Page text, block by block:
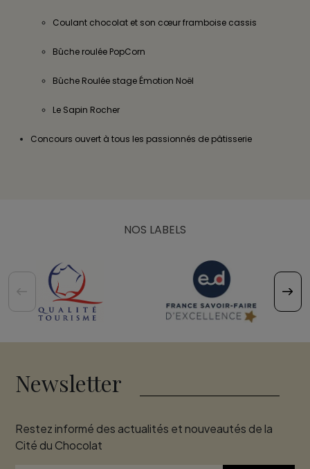
Coulant chocolat et son cœur framboise cassis
Bûche roulée PopCorn
Bûche Roulée stage Émotion Noël
Le Sapin Rocher
Concours ouvert à tous les passionnés de pâtisserie
NOS LABELS
Newsletter
Restez informé des actualités et nouveautés de la
Cité du Chocolat